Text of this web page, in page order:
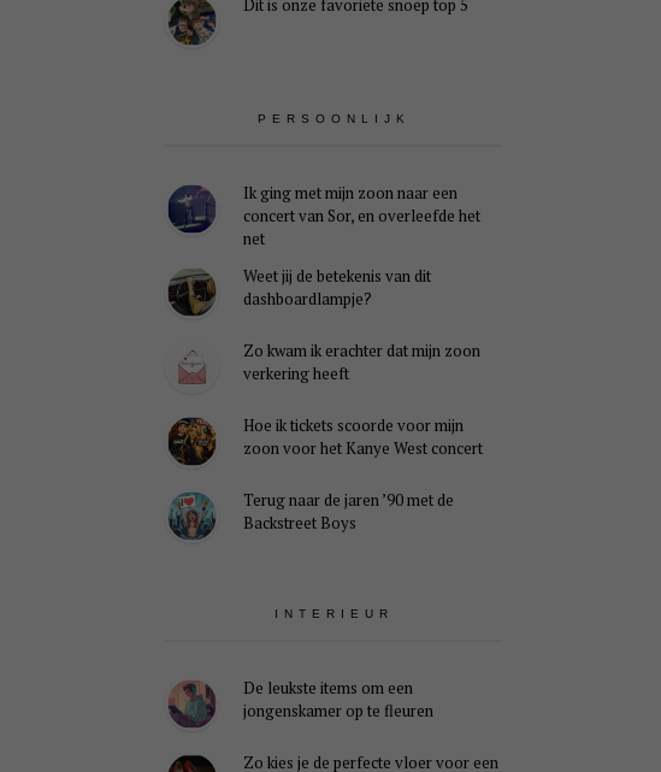
Dit is onze favoriete snoep top 5
PERSOONLIJK
Ik ging met mijn zoon naar een
concert van Sor, en overleefde het
net
Weet jij de betekenis van dit
dashboardlampje?
Zo kwam ik erachter dat mijn zoon
verkering heeft
Hoe ik tickets scoorde voor mijn
zoon voor het Kanye West concert
Terug naar de jaren ’90 met de
Backstreet Boys
INTERIEUR
De leukste items om een
jongenskamer op te fleuren
Zo kies je de perfecte vloer voor een